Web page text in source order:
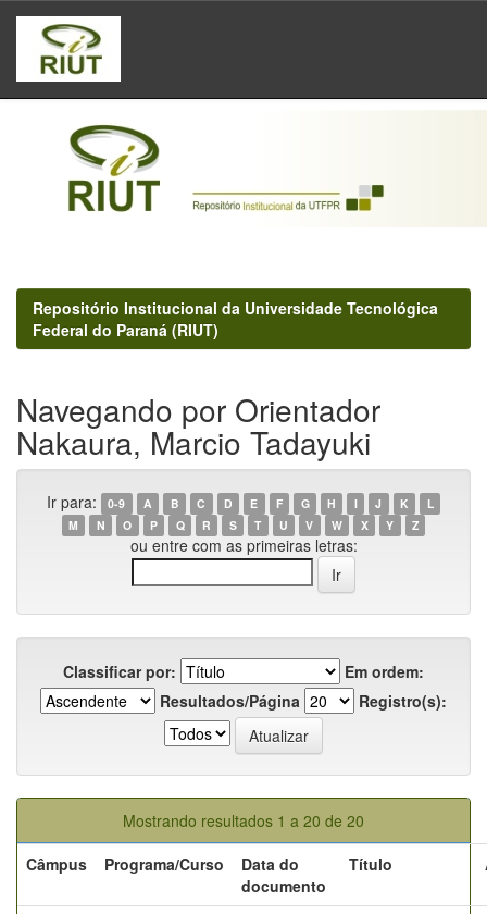
Skip
navigation
Repositório Institucional da Universidade Tecnológica
Federal do Paraná (RIUT)
Navegando por Orientador
Nakaura, Marcio Tadayuki
Ir para: 0-9 A B C D E F G H I J K
L
M
N O P Q R S T U V W X Y Z
ou entre com as primeiras letras:
Classificar por:
Em ordem:
Resultados/Página
Registro(s):
Mostrando resultados 1 a 20 de 20
Câmpus
Programa/Curso
Data do
documento
Título